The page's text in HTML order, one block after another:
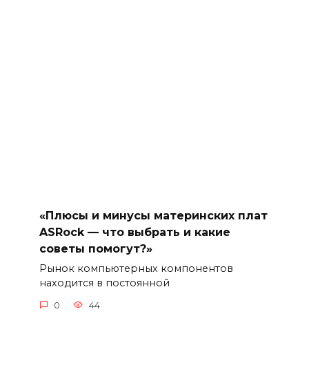
«Плюсы и минусы материнских плат
ASRock — что выбрать и какие
советы помогут?»
Рынок компьютерных компонентов
находится в постоянной
0 44